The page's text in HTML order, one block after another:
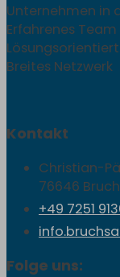
Unternehmen in
Erfahrenes Team
Lösungsorientiert
Breites Netzwerk
Kontakt
Christian-
76646
+49 7251
Folge uns: